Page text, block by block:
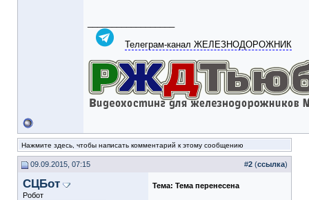
Телеграм-канал ЖЕЛЕЗНОДОРОЖНИК
Нажмите здесь, чтобы написать комментарий к этому сообщению
09.09.2015, 07:15 #2 (ссылка)
СЦБот
Робот
Тема: Тема перенесена